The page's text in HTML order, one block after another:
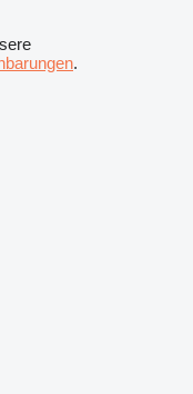
.